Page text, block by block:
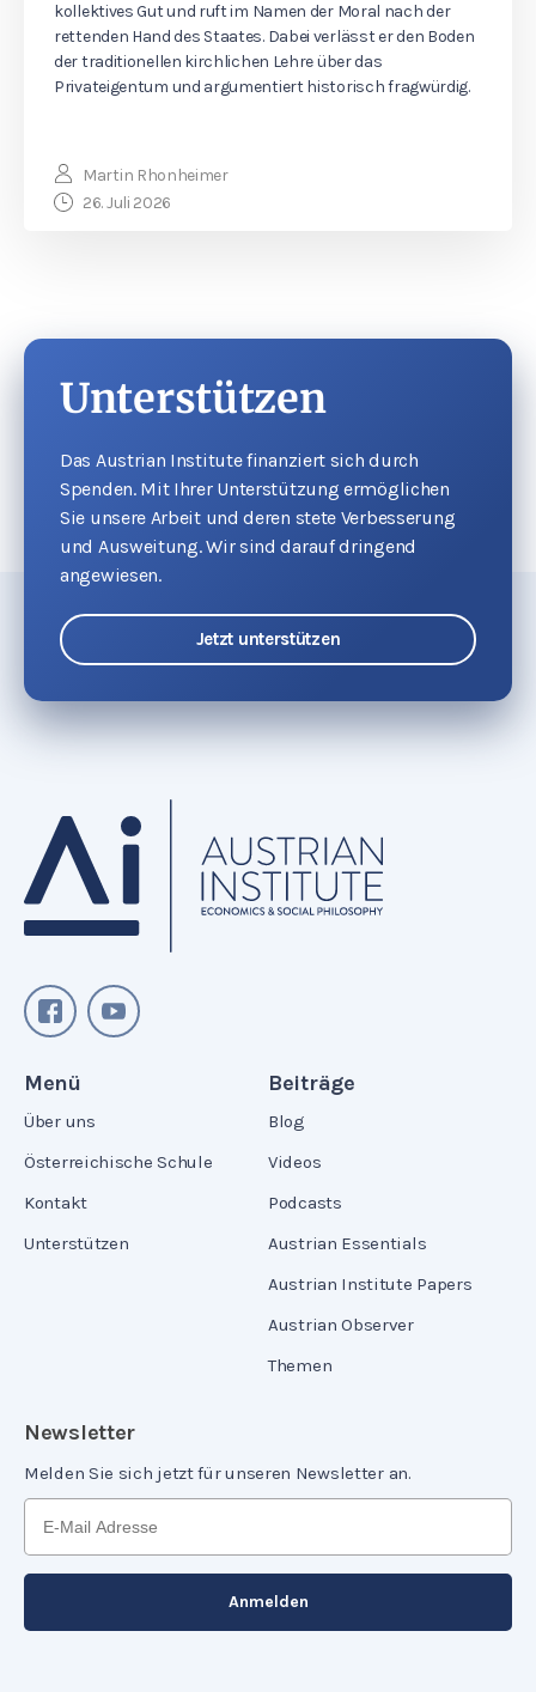
kollektives Gut und ruft im Namen der Moral nach der
rettenden Hand des Staates. Dabei verlässt er den Boden
der traditionellen kirchlichen Lehre über das
Privateigentum und argumentiert historisch fragwürdig.
Martin Rhonheimer
26. Juli 2026
Unterstützen
Das Austrian Institute finanziert sich durch
Spenden. Mit Ihrer Unterstützung ermöglichen
Sie unsere Arbeit und deren stete Verbesserung
und Ausweitung. Wir sind darauf dringend
angewiesen.
Jetzt unterstützen
Menü
Über uns
Österreichische Schule
Kontakt
Unterstützen
Beiträge
Blog
Videos
Podcasts
Austrian Essentials
Austrian Institute Papers
Austrian Observer
Themen
Newsletter
Melden Sie sich jetzt für unseren Newsletter an.